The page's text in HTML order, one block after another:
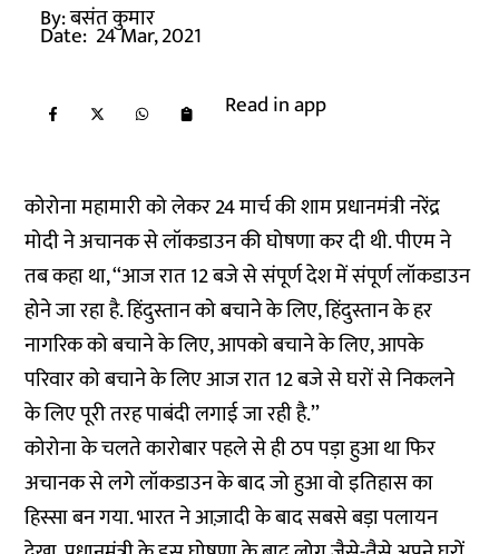
By:बसंत कुमार
Date: 24 Mar, 2021
Read in app
कोरोना महामारी को लेकर 24 मार्च की शाम प्रधानमंत्री नरेंद्र
मोदी ने अचानक से लॉकडाउन की घोषणा कर दी थी. पीएम ने
तब कहा था, ‘‘आज रात 12 बजे से संपूर्ण देश में संपूर्ण लॉकडाउन
होने जा रहा है. हिंदुस्तान को बचाने के लिए, हिंदुस्तान के हर
नागरिक को बचाने के लिए, आपको बचाने के लिए, आपके
परिवार को बचाने के लिए आज रात 12 बजे से घरों से निकलने
के लिए पूरी तरह पाबंदी लगाई जा रही है.’’
कोरोना के चलते कारोबार पहले से ही ठप पड़ा हुआ था फिर
अचानक से लगे लॉकडाउन के बाद जो हुआ वो इतिहास का
हिस्सा बन गया. भारत ने आज़ादी के बाद सबसे बड़ा पलायन